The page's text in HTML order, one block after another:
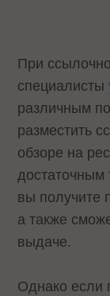
При
специалисты
различным
разместить
обзоре на
достаточным
вы получите
а также
выдаче.
Однако если